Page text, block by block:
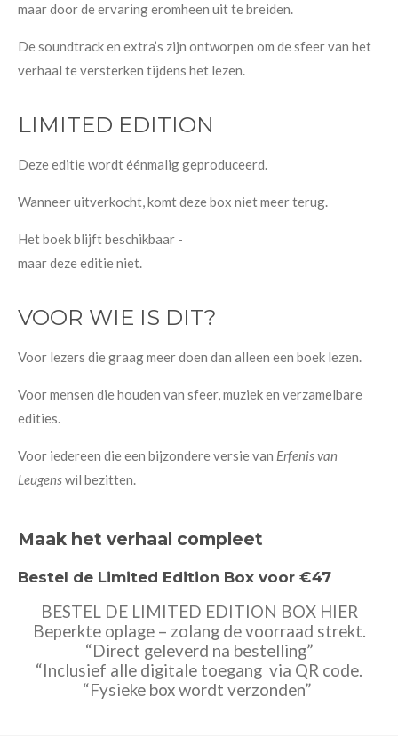
maar door de ervaring eromheen uit te breiden.
De soundtrack en extra’s zijn ontworpen om de sfeer van het
verhaal te versterken tijdens het lezen.
LIMITED EDITION
Deze editie wordt éénmalig geproduceerd.
Wanneer uitverkocht, komt deze box niet meer terug.
Het boek blijft beschikbaar -
maar deze editie niet.
VOOR WIE IS DIT?
Voor lezers die graag meer doen dan alleen een boek lezen.
Voor mensen die houden van sfeer, muziek en verzamelbare
edities.
Voor iedereen die een bijzondere versie van Erfenis van
Leugenswil bezitten.
Maak het verhaal compleet
Bestel de Limited Edition Box voor €47
BESTEL DE LIMITED EDITION BOX HIER
Beperkte oplage – zolang de voorraad strekt.
“Direct geleverd na bestelling”
“Inclusief alle digitale toegang via QR code.
“Fysieke box wordt verzonden”